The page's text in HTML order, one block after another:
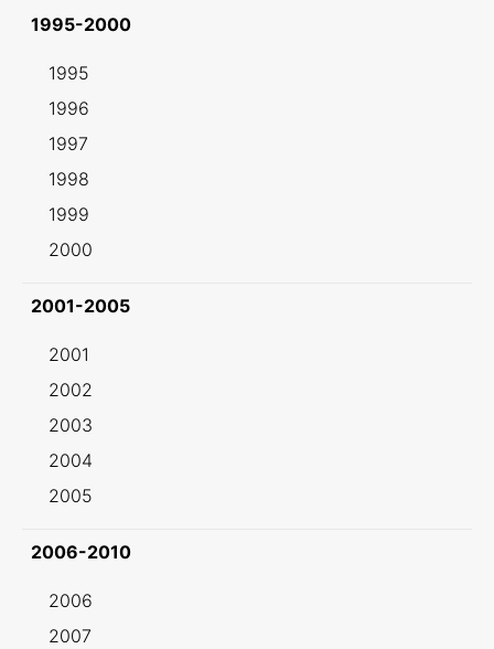
1995-2000
1995
1996
1997
1998
1999
2000
2001-2005
2001
2002
2003
2004
2005
2006-2010
2006
2007